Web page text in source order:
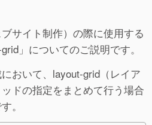
サイト制作）の際に使用する
」についてのご説明です。
おいて、layout-grid（レイア
ドの指定をまとめて行う場合
。